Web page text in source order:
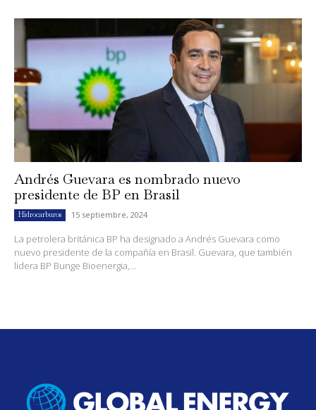
Andrés Guevara es nombrado nuevo
presidente de BP en Brasil
Hidrocarburos 15 septiembre, 2024
La petrolera británica BP ha designado a Andrés Guevara como
nuevo presidente de la compañía en Brasil. Guevara, que también
lidera BP Bunge Bioenergia,...